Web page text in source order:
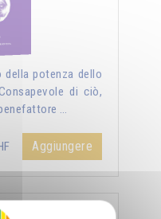
della potenza dello
di ciò,
…
Aggiungere